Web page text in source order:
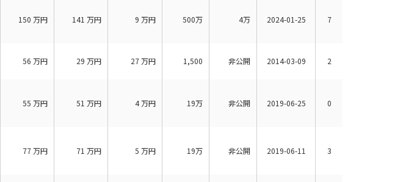
150 万円 141 万円 9 万円 500万 4万 2024-01-25 7
56 万円 29 万円 27万円 1,500 非公開 2014-03-09 2
55 万円 51 万円 4万円 19万 非公開 2019-06-25 0
77万円 71 万円 5 万円 19万 非公開 2019-06-11 3